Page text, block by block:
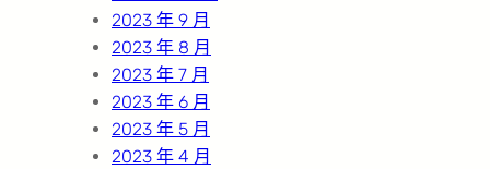
2023 年 9 月
2023 年 8 月
2023 年 7 月
2023 年 6 月
2023 年 5 月
2023 年 4 月